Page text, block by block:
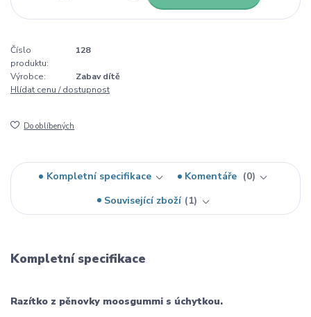
Číslo
produktu:
128
Výrobce:
Zabav dítě
Hlídat cenu / dostupnost
Do oblíbených
Kompletní specifikace Komentáře
0
Související zboží
1
Kompletní specifikace
Razítko z pěnovky moosgummi s úchytkou.